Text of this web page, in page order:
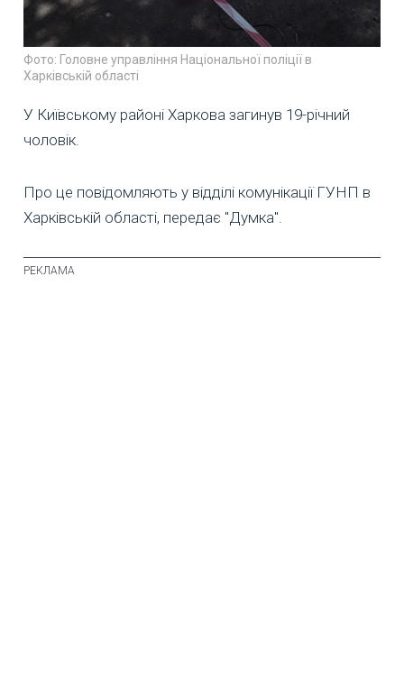
Фото: Головне управління Національної поліції в
Харківській області
У Київському районі Харкова загинув 19-річний
чоловік.
Про це повідомляють у відділі комунікації ГУНП в
Харківській області, передає "Думка".